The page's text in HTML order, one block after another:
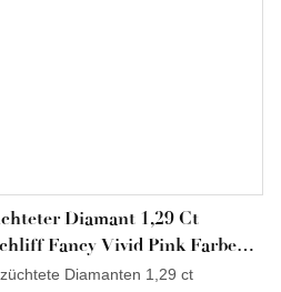
Diamant 1,29 Ct
Fancy Vivid Pink Farbe
Colors
Diamanten 1,29 ct